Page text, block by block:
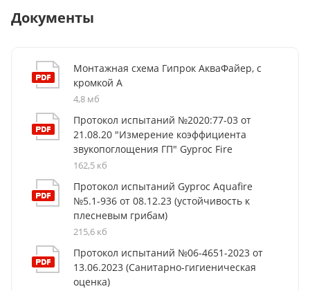
подвесной системе
Документы
Монтажная схема Гипрок АкваФайер, с
кромкой А
4,8 мб
Протокол испытаний №2020:77-03 от
21.08.20 "Измерение коэффициента
звукопоглощения ГП" Gyproc Fire
162,5 кб
Протокол испытаний Gyproc Aquafire
№5.1-936 от 08.12.23 (устойчивость к
плесневым грибам)
215,6 кб
Протокол испытаний №06-4651-2023 от
13.06.2023 (Санитарно-гигиеническая
оценка)